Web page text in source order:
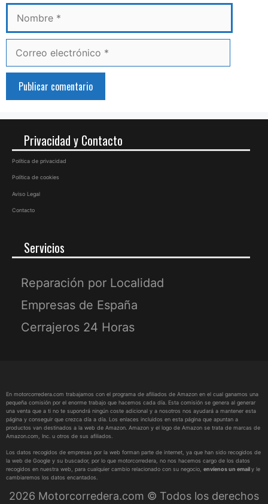
electrónico
Privacidad y Contacto
Política de privacidad
Política de cookies
Aviso Legal
Contacto
Servicios
Reparación por Localidad
Empresas de España
Cerrajeros 24 Horas
En motorcorredera.com trabajamos con el programa de afiliados de Amazon en el cual ganamos una
pequeña comisión por el enorme trabajo que hacemos cada día. Esta comisión se genera al generar
una venta que a ti no te supondrá ningún coste adicional y a nosotros nos ayudará a mantener esta
página y conseguir que crezca día a día. Los enlaces incluidos en esta página que apuntan a
productos van destinados a la web de Amazon. Amazon y el logo de Amazon se trata de marcas de
Amazon.com, Inc. u otros de sus afiliados.
Los datos recogidos de empresas por la web forman parte de internet, ya que han sido recogidos de
la web de Google y su buscador, por lo que motorcorredera, no nos hacemos cargo de los datos
recogidos en nuestra web, para cualquier cambio relacionado con su negocio, envíenos un emaily le
cambiaremos los datos encantados.
2026 Motorcorredera.com © Todos los derechos